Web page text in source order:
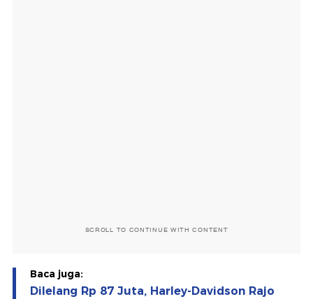
SCROLL TO CONTINUE WITH CONTENT
Baca juga:
Dilelang Rp 87 Juta, Harley-Davidson Rajo